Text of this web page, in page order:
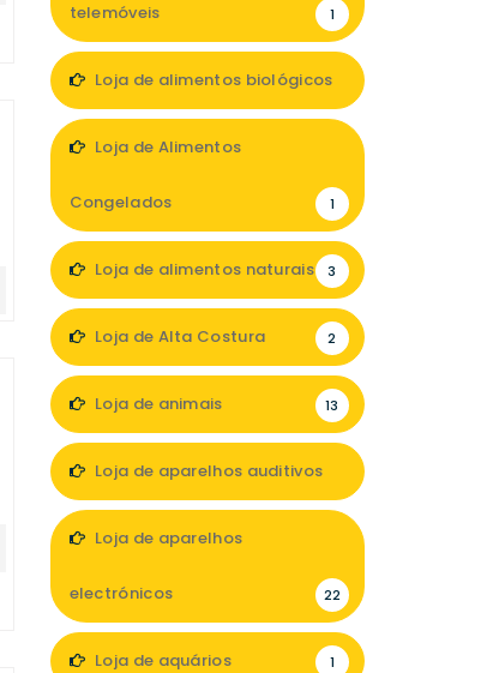
telemóveis 1
Loja de alimentos biológicos
Loja de Alimentos
Congelados 1
Loja de alimentos naturais 3
Loja de Alta Costura 2
Loja de animais 13
Loja de aparelhos auditivos
Loja de aparelhos
electrónicos 22
Loja de aquários 1